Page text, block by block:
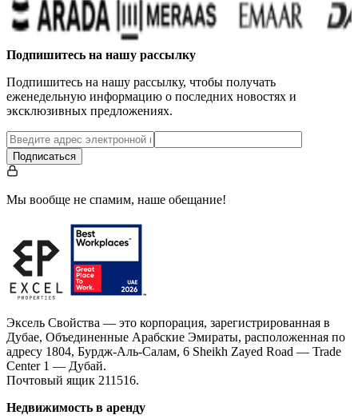
…
Подпишитесь на нашу рассылку
Подпишитесь на нашу рассылку, чтобы получать
еженедельную информацию о последних новостях и
эксклюзивных предложениях.
Подписаться
Мы вообще не спамим, наше обещание!
Эксель Свойства — это корпорация, зарегистрированная в
Дубае, Объединенные Арабские Эмираты, расположенная по
адресу 1804, Бурдж-Аль-Салам, 6 Sheikh Zayed Road — Trade
Center 1 — Дубай.
Почтовый ящик 211516.
Недвижимость в аренду